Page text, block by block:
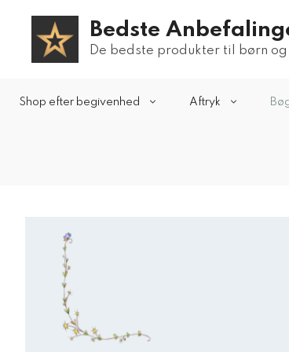
Bedste
De bedste produkter til børn
Shop efter begivenhed Aftryk